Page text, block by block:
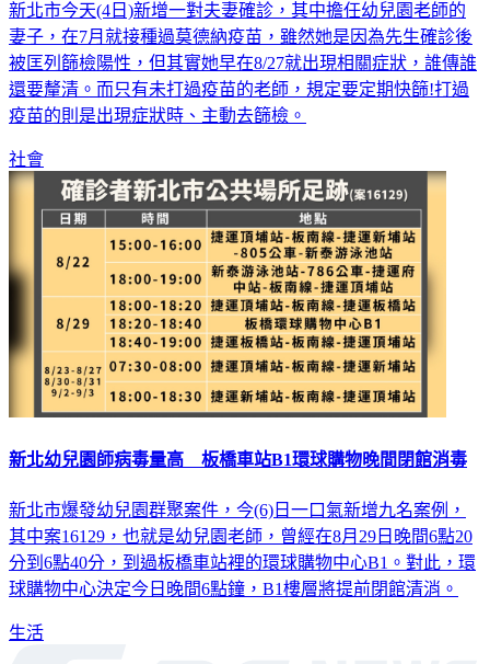
新北市今天(4日)新增一對夫妻確診，其中擔任幼兒園老師的
妻子，在7月就接種過莫德納疫苗，雖然她是因為先生確診後
被匡列篩檢陽性，但其實她早在8/27就出現相關症狀，誰傳誰
還要釐清。而只有未打過疫苗的老師，規定要定期快篩!打過
疫苗的則是出現症狀時、主動去篩檢。
社會
新北幼兒園師病毒量高 板橋車站B1環球購物晚間閉館消毒
新北市爆發幼兒園群聚案件，今(6)日一口氣新增九名案例，
其中案16129，也就是幼兒園老師，曾經在8月29日晚間6點20
分到6點40分，到過板橋車站裡的環球購物中心B1。對此，環
球購物中心決定今日晚間6點鐘，B1樓層將提前閉館清消。
生活